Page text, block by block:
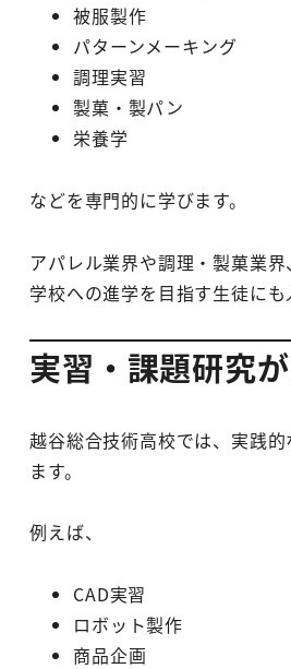
被服製作
パターンメーキング
調理実習
製菓・製パン
栄養学
などを専門的に学びます。
アパレル業界や調理・製菓業
学校への進学を目指す生徒にも
実習・課題研究
越谷総合技術高校では、実践
ます。
例えば、
CAD実習
ロボット製作
商品企画